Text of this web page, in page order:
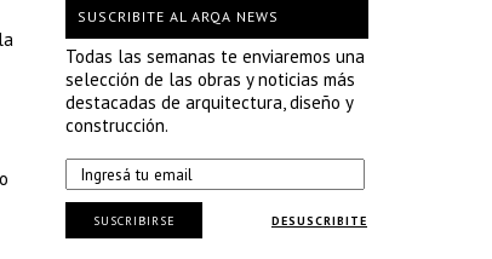
SUSCRIBITE AL ARQA NEWS
Todas las semanas te enviaremos una
selección de las obras y noticias más
destacadas de arquitectura, diseño y
construcción.
DESUSCRIBITE
SUSCRIBIRSE